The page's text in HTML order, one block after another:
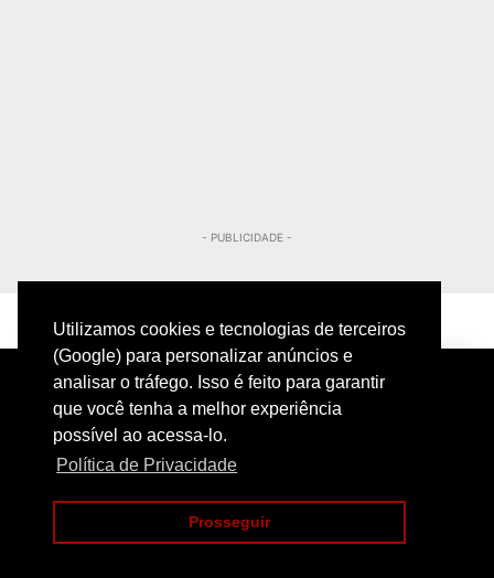
Utilizamos cookies e tecnologias de terceiros
(Google) para personalizar anúncios e
analisar o tráfego. Isso é feito para garantir
que você tenha a melhor experiência
possível ao acessa-lo.
Política de Privacidade
Prosseguir
- PUBLICIDADE -
PRIVACIDADE CONTATO
COPYRIGHT@2024 | POLICIAMENTO INTELIGENTE